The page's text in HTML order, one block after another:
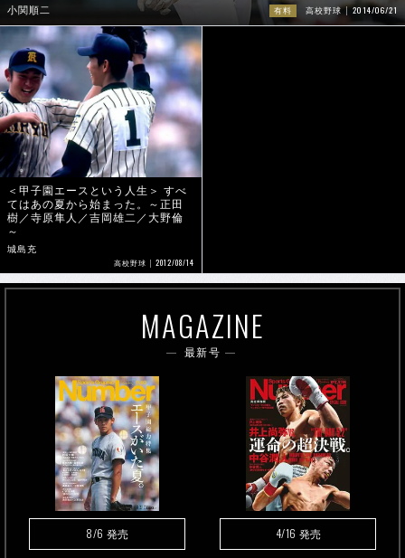
小関順二 有料 高校野球 2014/06/21
＜甲子園エースという人生＞ すべ
てはあの夏から始まった。～正田
樹／寺原隼人／吉岡雄二／大野倫
～
城島充
高校野球 2012/08/14
MAGAZINE
最新号
8/6 発売 4/16 発売